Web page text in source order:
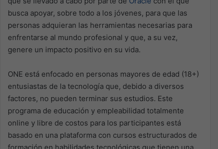
busca apoyar, sobre todo a los jóvenes, para que las
personas adquieran las herramientas necesarias para
enfrentarse al mundo profesional y que, a su vez,
genere un impacto positivo en su vida.
ONE está enfocado en personas mayores de edad (18+)
entusiastas de la tecnología que, debido a diversos
factores, no pueden terminar sus estudios. Este
programa de educación y empleabilidad totalmente
online y libre de costos para los participantes está
basado en una plataforma con cursos estructurados de
formación en habilidades tecnológicas que tienen una